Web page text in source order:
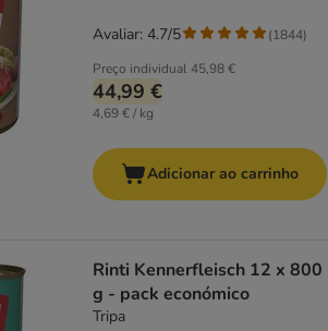
Preço individual45,98 €
44,99 €
4,69 € / kg
Avaliar: 4.7/5 (1844)
Adicionar ao carrinho
Rinti Kennerfleisch 12 x 800
g - pack económico
Tripa